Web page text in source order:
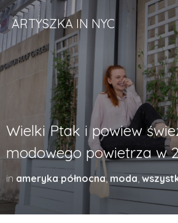
ARTYSZKA IN NYC
Wielki Ptak i powiew
modowego powietrza w
in ameryka północna, moda,